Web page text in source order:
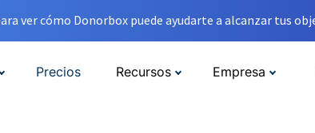
ver cómo Donorbox puede ayudarte a alcanzar tus
Precios Recursos Empresa